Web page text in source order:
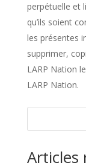
perpétuelle et
qu’ils soient
les présentes
supprimer,
LARP Nation
LARP Nation.
Articles